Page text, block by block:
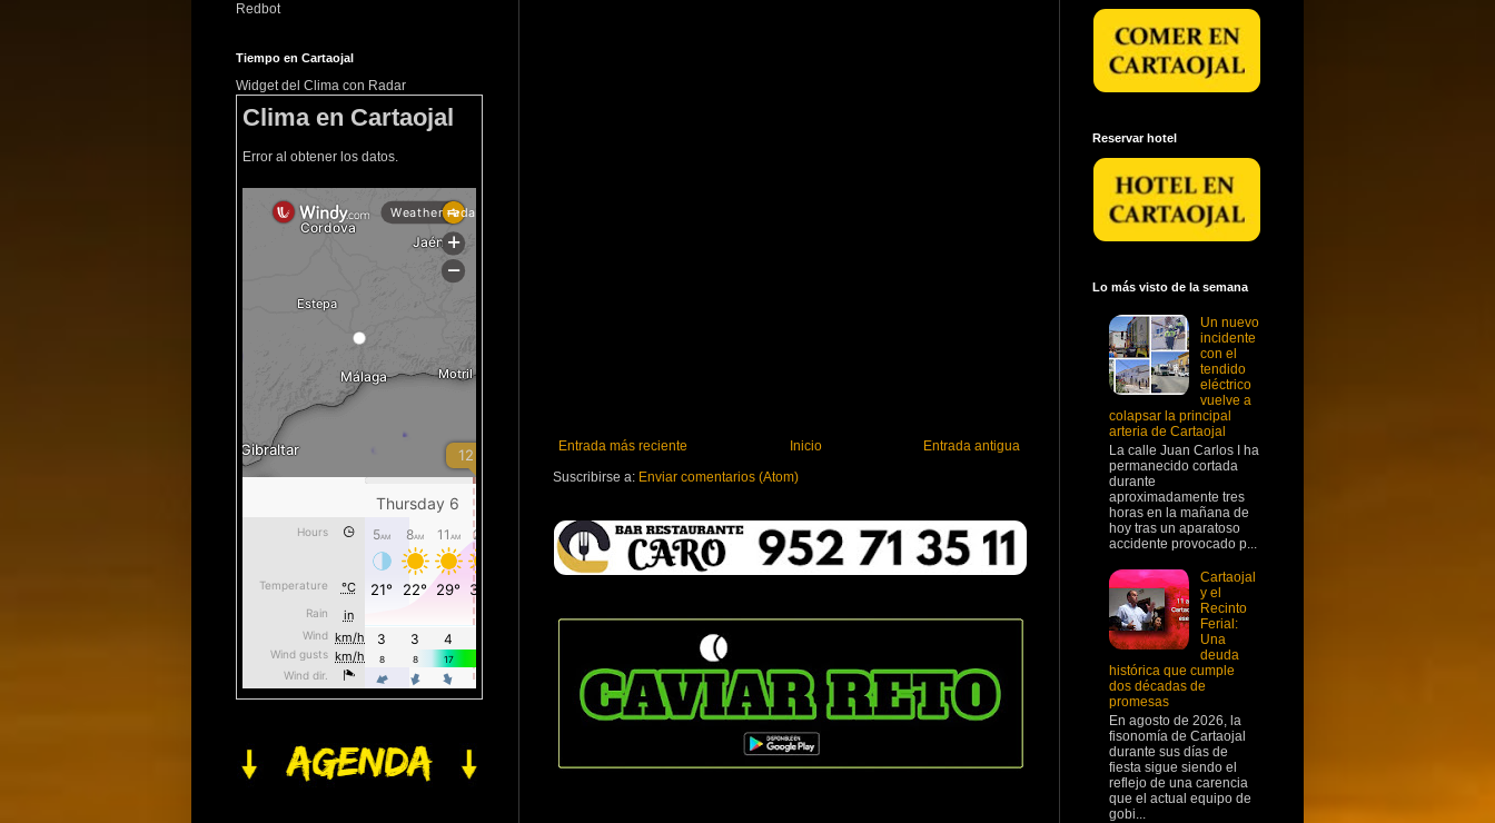
Entrada más reciente Entrada antigua
Inicio
Suscribirse a: Enviar comentarios (Atom)
Redbot
Tiempo en Cartaojal
Widget del Clima con Radar
Clima en Cartaojal
Error al obtener los datos.
Reservar hotel
Lo más visto de la semana
Un nuevo
incidente
con el
tendido
eléctrico
vuelve a
colapsar la principal
arteria de Cartaojal
La calle Juan Carlos I ha
permanecido cortada
durante
aproximadamente tres
horas en la mañana de
hoy tras un aparatoso
accidente provocado p...
Cartaojal
y el
Recinto
Ferial:
Una
deuda
histórica que cumple
dos décadas de
promesas
En agosto de 2026, la
fisonomía de Cartaojal
durante sus días de
fiesta sigue siendo el
reflejo de una carencia
que el actual equipo de
gobi...